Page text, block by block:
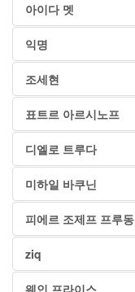
아이다 멧
익명
조세현
표트르 아르시노프
디엘로 트루다
미하일 바쿠닌
피에르 조제프 프루동
ziq